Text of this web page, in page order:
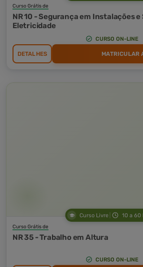
Curso Grátis de
NR 10 - Segurança em Instalações
Eletricidade
CURSO ON-LINE
DETALHES MATRICULAR
Curso Livre 10 a 60
Curso Grátis de
NR 35 - Trabalho em Altura
CURSO ON-LINE